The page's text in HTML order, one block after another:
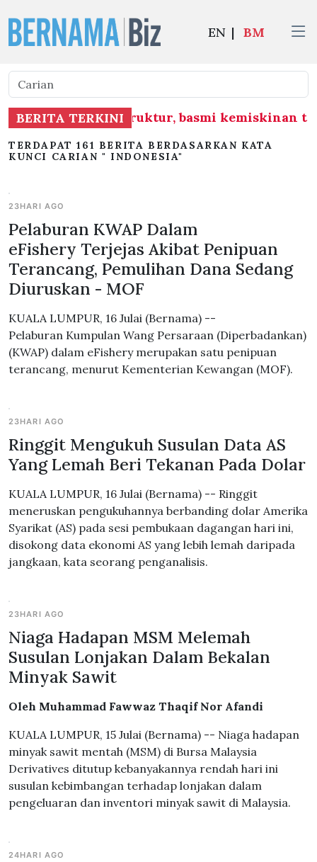
EN | BM
BERITA TERKINIinfrastruktur, basmi kemiskinan
TERDAPAT 161 BERITA BERDASARKAN KATA
KUNCI CARIAN " INDONESIA"
23HARI AGO
Pelaburan KWAP Dalam
eFishery Terjejas Akibat Penipuan
Terancang, Pemulihan Dana Sedang
Diuruskan - MOF
KUALA LUMPUR, 16 Julai (Bernama) --
Pelaburan Kumpulan Wang Persaraan (Diperbadankan)
(KWAP) dalam eFishery merupakan satu penipuan
terancang, menurut Kementerian Kewangan (MOF).
23HARI AGO
Ringgit Mengukuh Susulan Data AS
Yang Lemah Beri Tekanan Pada Dolar
KUALA LUMPUR, 16 Julai (Bernama) -- Ringgit
meneruskan pengukuhannya berbanding dolar Amerika
Syarikat (AS) pada sesi pembukaan dagangan hari ini,
disokong data ekonomi AS yang lebih lemah daripada
jangkaan, kata seorang penganalisis.
23HARI AGO
Niaga Hadapan MSM Melemah
Susulan Lonjakan Dalam Bekalan
Minyak Sawit
Oleh Muhammad Fawwaz Thaqif Nor Afandi
KUALA LUMPUR, 15 Julai (Bernama) -- Niaga hadapan
minyak sawit mentah (MSM) di Bursa Malaysia
Derivatives ditutup kebanyakannya rendah hari ini
susulan kebimbangan terhadap lonjakan dalam
pengeluaran dan inventori minyak sawit di Malaysia.
24HARI AGO